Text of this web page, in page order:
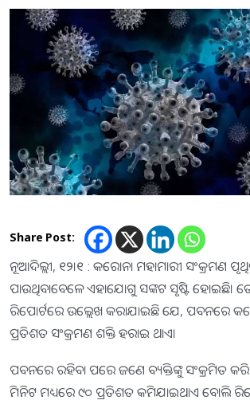
Share Post:
ନୂଆଦିଲ୍ଲୀ, ୧୨।୧ : କରୋନା ମହାମାରୀ ସଂକ୍ରମଣ
ପାଉଥିବାବେଳେ ଏହାଯୋଗୁ ସଙ୍କଟ ସୃଷ୍ଟି ହୋଇଛି।
ରିପୋର୍ଟରେ ଉଲ୍ଲେଖ କରାଯାଇଛି ଯେ, ପବନରେ
ପ୍ରତିଶତ ସଂକ୍ରମଣ ଶକ୍ତି ହରାଇ ଥାଏ।
ପବନରେ ରହିବା ପରେ ଜଣେ ବ୍ୟକ୍ତିଙ୍କୁ ସଂକ୍ରମିତ
ମିନିଟ ମଧ୍ୟରେ ୯୦ ପ୍ରତିଶତ କମିଯାଇଥାଏ ବୋଲି